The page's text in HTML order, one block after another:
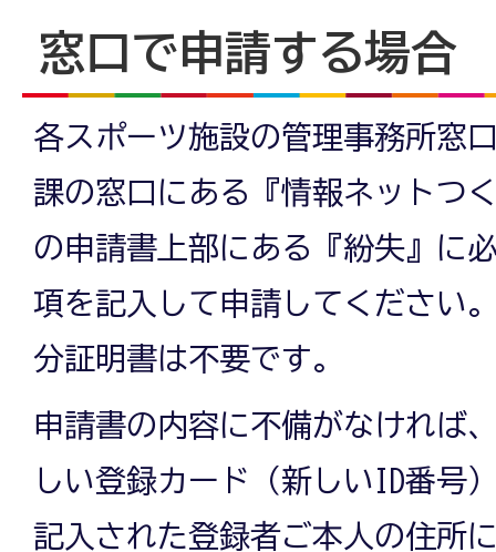
窓口で申請する場合
各スポーツ施設の管理事務所窓
課の窓口にある『情報ネットつ
の申請書上部にある『紛失』に
項を記入して申請してください
分証明書は不要です。
申請書の内容に不備がなければ
しい登録カード（新しいID番号
記入された登録者ご本人の住所